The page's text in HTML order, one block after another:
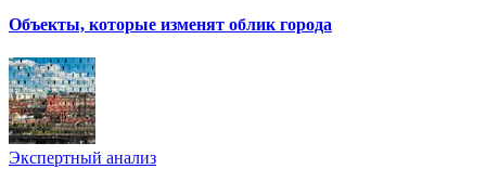
Объекты, которые изменят облик города
Экспертный анализ